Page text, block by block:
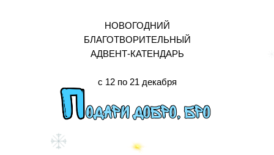
НОВОГОДНИЙ
БЛАГОТВОРИТЕЛЬНЫЙ
АДВЕНТ-КАТЕНДАРЬ
с 12 по 21 декабря